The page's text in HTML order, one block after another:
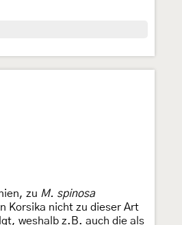
zu M. spinosa
Korsika nicht zu dieser Art
weshalb z.B. auch die als